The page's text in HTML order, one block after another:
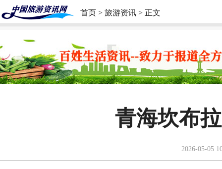
首页 > 旅游资讯 > 正文
青海坎布
2026-05-05